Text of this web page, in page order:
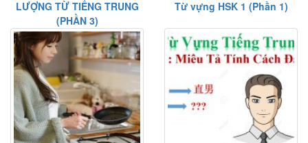
LƯỢNG TỪ TIẾNG TRUNG
(PHẦN 3)
Từ vựng HSK 1 (Phần 1)